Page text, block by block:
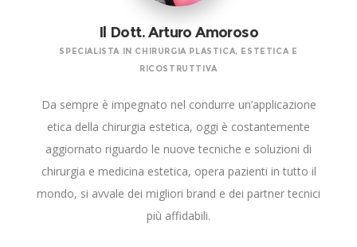
Il Dott. Arturo Amoroso
SPECIALISTA IN CHIRURGIA PLASTICA, ESTETICA E
RICOSTRUTTIVA
Da sempre è impegnato nel condurre un’applicazione
etica della chirurgia estetica, oggi è costantemente
aggiornato riguardo le nuove tecniche e soluzioni di
chirurgia e medicina estetica, opera pazienti in tutto il
mondo, si avvale dei migliori brand e dei partner tecnici
più affidabili.